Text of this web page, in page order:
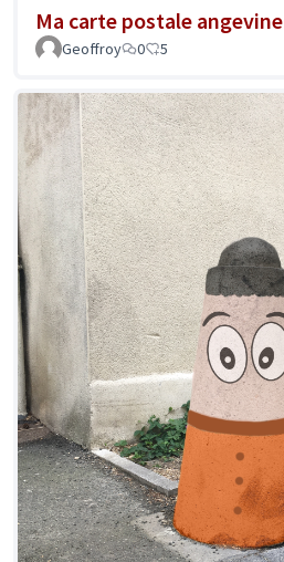
Ma carte postale angevine
Geoffroy
0 5